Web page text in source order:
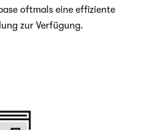
oft­mals eine effi­zi­ente
zur Verfügung.